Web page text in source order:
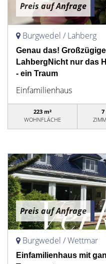
Preis auf Anfrage
Burgwedel / Lahberg
Genau das!
LahbergNicht nur das
- ein Traum
Einfamilienhaus
223 m²
WOHNFLÄCHE
7
Preis auf Anfrage
Burgwedel / Wettmar
Einfamilienhaus mit